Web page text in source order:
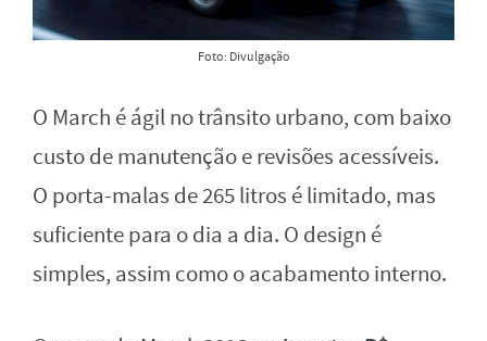
Foto: Divulgação
O March é ágil no trânsito urbano, com baixo
custo de manutenção e revisões acessíveis.
O porta-malas de 265 litros é limitado, mas
suficiente para o dia a dia. O design é
simples, assim como o acabamento interno.